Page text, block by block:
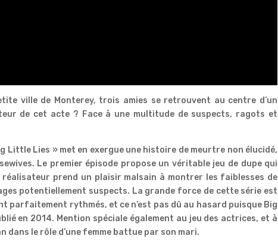
ville de Monterey, trois amies se retrouvent au centre d’un
de cet acte ? Face à une multitude de suspects, ragots et
Little Lies » met en exergue une histoire de meurtre non élucidé,
Le premier épisode propose un véritable jeu de dupe qui
réalisateur prend un plaisir malsain à montrer les faiblesses de
potentiellement suspects. La grande force de cette série est
parfaitement rythmés, et ce n’est pas dû au hasard puisque Big
en 2014. Mention spéciale également au jeu des actrices, et à
dans le rôle d’une femme battue par son mari.